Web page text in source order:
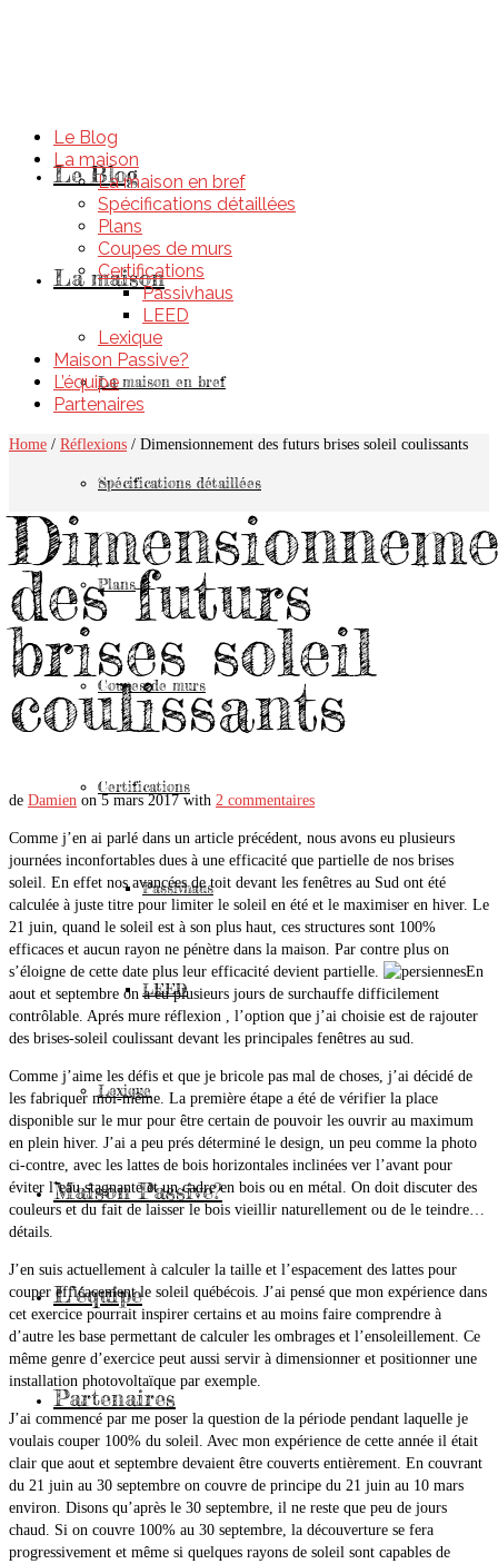
Le Blog
La maison
La maison en bref
Spécifications détaillées
Plans
Coupes de murs
Certifications
Passivhaus
LEED
Lexique
Maison Passive?
L’équipe
Partenaires
Le Blog
La maison
La maison en bref
Spécifications détaillées
Plans
Coupes de murs
Certifications
Passivhaus
LEED
Lexique
Maison Passive?
L’équipe
Partenaires
Home / Réflexions / Dimensionnement des futurs brises soleil coulissants
des futurs
brises soleil
coulissants
de Damien on5 mars 2017 with 2 commentaires
Comme j’en ai parlé dans un article précédent, nous avons eu plusieurs
journées inconfortables dues à une efficacité que partielle de nos brises
soleil. En effet nos avancées de toit devant les fenêtres au Sud ont été
calculée à juste titre pour limiter le soleil en été et le maximiser en hiver. Le
21 juin, quand le soleil est à son plus haut, ces structures sont 100%
efficaces et aucun rayon ne pénètre dans la maison. Par contre plus on
s’éloigne de cette date plus leur efficacité devient partielle.
En
aout et septembre on a eu plusieurs jours de surchauffe difficilement
contrôlable. Aprés mure réflexion , l’option que j’ai choisie est de rajouter
des brises-soleil coulissant devant les principales fenêtres au sud.
Comme j’aime les défis et que je bricole pas mal de choses, j’ai décidé de
les fabriquer moi-même. La première étape a été de vérifier la place
disponible sur le mur pour être certain de pouvoir les ouvrir au maximum
en plein hiver. J’ai a peu prés déterminé le design, un peu comme la photo
ci-contre, avec les lattes de bois horizontales inclinées ver l’avant pour
éviter l’eau stagnante et un cadre en bois ou en métal. On doit discuter des
couleurs et du fait de laisser le bois vieillir naturellement ou de le teindre…
détails.
J’en suis actuellement à calculer la taille et l’espacement des lattes pour
couper efficacement le soleil québécois. J’ai pensé que mon expérience dans
cet exercice pourrait inspirer certains et au moins faire comprendre à
d’autre les base permettant de calculer les ombrages et l’ensoleillement. Ce
même genre d’exercice peut aussi servir à dimensionner et positionner une
installation photovoltaïque par exemple.
J’ai commencé par me poser la question de la période pendant laquelle je
voulais couper 100% du soleil. Avec mon expérience de cette année il était
clair que aout et septembre devaient être couverts entièrement. En couvrant
du 21 juin au 30 septembre on couvre de principe du 21 juin au 10 mars
environ. Disons qu’après le 30 septembre, il ne reste que peu de jours
chaud. Si on couvre 100% au 30 septembre, la découverture se fera
progressivement et même si quelques rayons de soleil sont capables de